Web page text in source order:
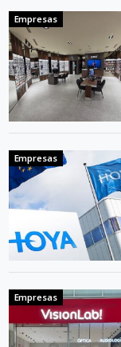
Empresas
Empresas
Empresas